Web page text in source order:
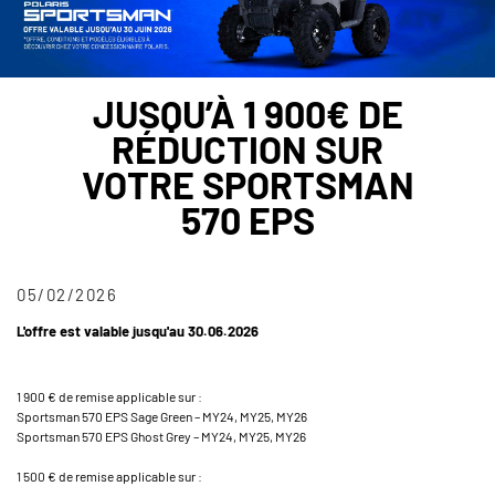
JUSQU’À 1 900€ DE
RÉDUCTION SUR
VOTRE SPORTSMAN
570 EPS
05/02/2026
L'offre est valable jusqu'au 30.06.2026
1 900 € de remise applicable sur :
Sportsman 570 EPS Sage Green – MY24, MY25, MY26
Sportsman 570 EPS Ghost Grey – MY24, MY25, MY26
1 500 € de remise applicable sur :